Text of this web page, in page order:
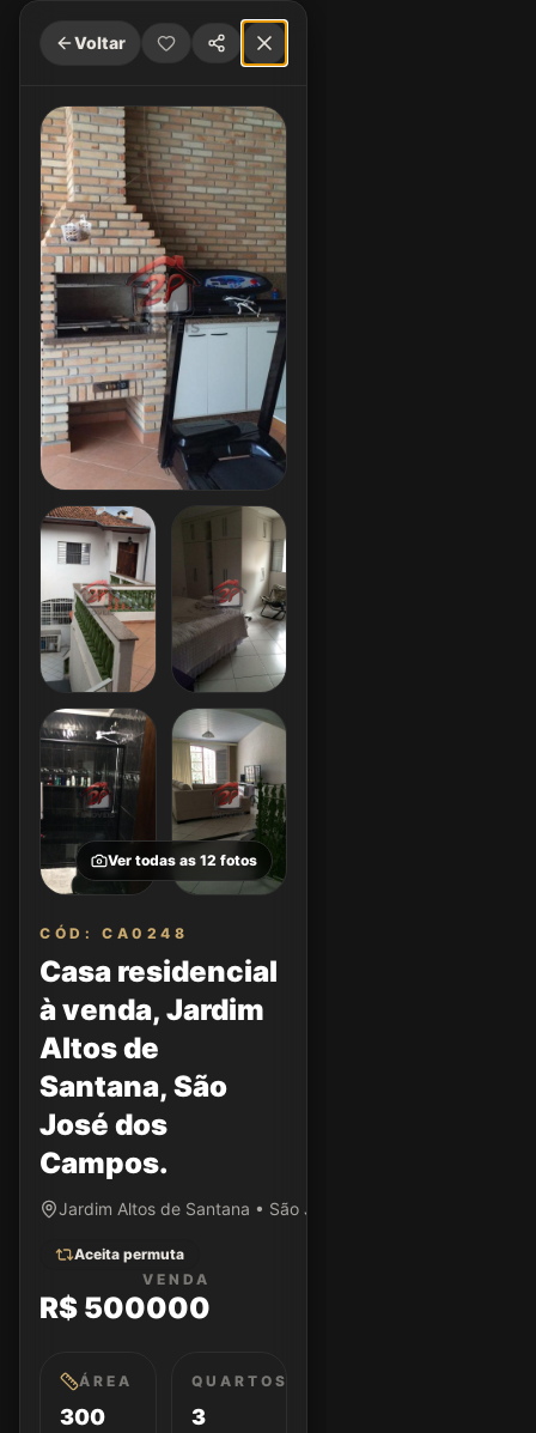
Voltar
Ver todas as 12 fotos
CÓD: CA0248
Casa residencial
à venda, Jardim
Altos de
Santana, São
José dos
Campos.
Jardim Altos de Santana • São José dos Campos/SP
Aceita permuta
VENDA
R$ 500000
ÁREA
300
QUARTOS
3